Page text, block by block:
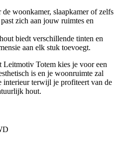
de woonkamer, slaapkamer of zelfs
zich aan jouw ruimtes en
biedt verschillende tinten en
aan elk stuk toevoegt.
Totem kies je voor een
is en je woonruimte zal
interieur terwijl je profiteert van de
hout.